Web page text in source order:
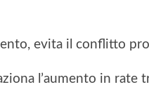
evita il conflitto
l’aumento in rate